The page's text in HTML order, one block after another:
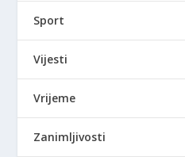
Sport
Vijesti
Vrijeme
Zanimljivosti